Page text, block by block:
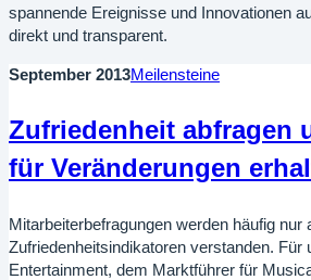
spannende Ereignisse und Innovationen
direkt und transparent.
September 2013Meilensteine
Zufriedenheit abfragen
für Veränderungen
Mitarbeiterbefragungen werden häufig nur
Zufriedenheitsindikatoren verstanden. Für
Entertainment, dem Marktführer für